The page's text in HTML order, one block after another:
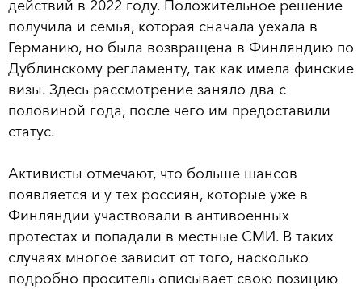
действий в 2022 году. Положительное решение
получила и семья, которая сначала уехала в
Германию, но была возвращена в Финляндию по
Дублинскому регламенту, так как имела финские
визы. Здесь рассмотрение заняло два с
половиной года, после чего им предоставили
статус.
Активисты отмечают, что больше шансов
появляется и у тех россиян, которые уже в
Финляндии участвовали в антивоенных
протестах и попадали в местные СМИ. В таких
случаях многое зависит от того, насколько
подробно проситель описывает свою позицию